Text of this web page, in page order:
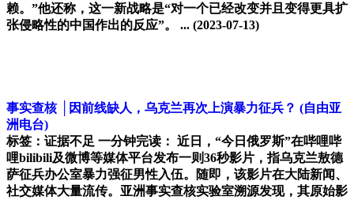
赖。”他还称，这一新战略是“对一个已经改变并且变得更具扩
张侵略性的中国作出的反应”。 ... (2023-07-13)
事实查核 │因前线缺人，乌克兰再次上演暴力征兵？ (自由亚
洲电台)
标签：证据不足 一分钟完读： 近日，“今日俄罗斯”在哔哩哔
哩bilibili及微博等媒体平台发布一则36秒影片，指乌克兰敖德
萨征兵办公室暴力强征男性入伍。随即，该影片在大陆新闻、
社交媒体大量流传。亚洲事实查核实验室溯源发现，其原始影